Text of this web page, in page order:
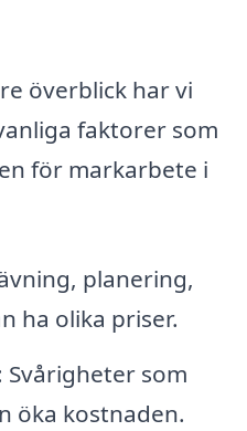
överblick har vi
faktorer som
för markarbete i
planering,
ha olika priser.
som
öka kostnaden.